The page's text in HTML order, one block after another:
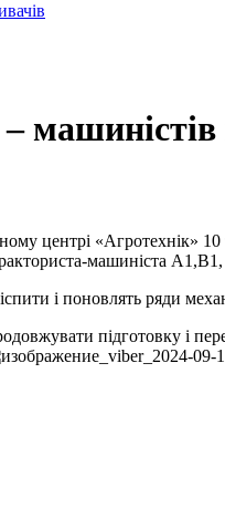
центрі «Агротехнік» 10
машиніста
і поновлять ряди
підготовку і